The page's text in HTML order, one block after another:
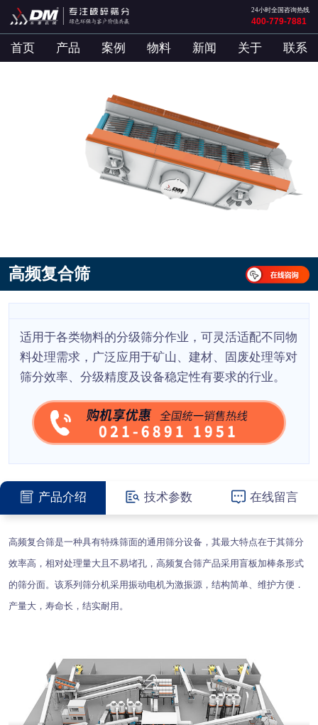
24小时全国咨询热线
400-779-7881
首页 产品 案例 物料 新闻 关于 联系
高频复合筛
适用于各类物料的分级筛分作业，可灵活适配不同物
料处理需求，广泛应用于矿山、建材、固废处理等对
筛分效率、分级精度及设备稳定性有要求的行业。
产品介绍 技术参数 在线留言
高频复合筛是一种具有特殊筛面的通用筛分设备，其最大特点在于其筛分
效率高，相对处理量大且不易堵孔，高频复合筛产品采用盲板加棒条形式
的筛分面。该系列筛分机采用振动电机为激振源，结构简单、维护方便．
产量大，寿命长，结实耐用。